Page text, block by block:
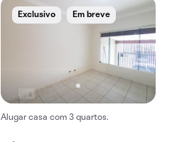
Exclusivo Em breve
Alugar casa com 3 quartos.